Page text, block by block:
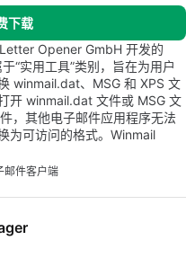
下载
Opener GmbH 开发的
“实用工具”类别，旨在为用户
winmail.dat、MSG 和 XPS 文
开 winmail.dat 文件或 MSG 文
，其他电子邮件应用程序无法
为可访问的格式。Winmail
邮件客户端